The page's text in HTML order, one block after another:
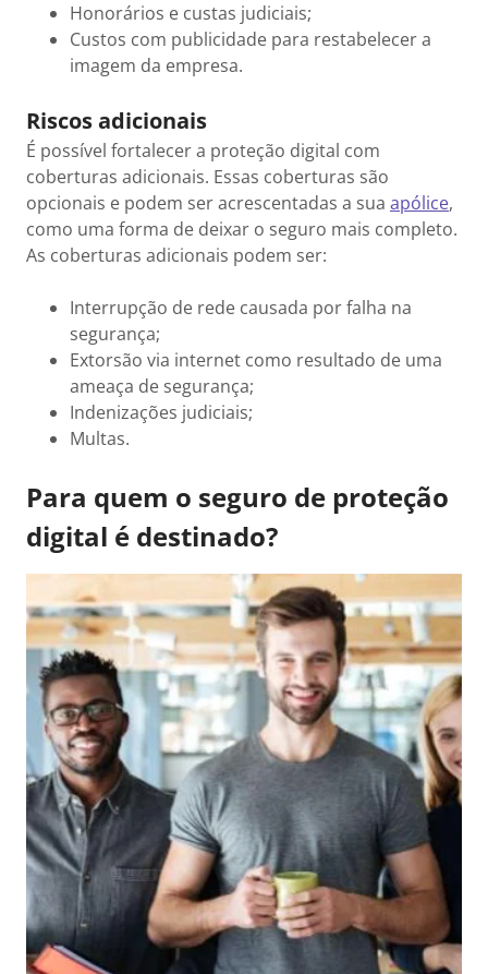
Honorários e custas judiciais;
Custos com publicidade para restabelecer a
imagem da empresa.
Riscos adicionais
É possível fortalecer a proteção digital com
coberturas adicionais. Essas coberturas são
opcionais e podem ser acrescentadas a sua apólice,
como uma forma de deixar o seguro mais completo.
As coberturas adicionais podem ser:
Interrupção de rede causada por falha na
segurança;
Extorsão via internet como resultado de uma
ameaça de segurança;
Indenizações judiciais;
Multas.
Para quem o seguro de proteção
digital é destinado?